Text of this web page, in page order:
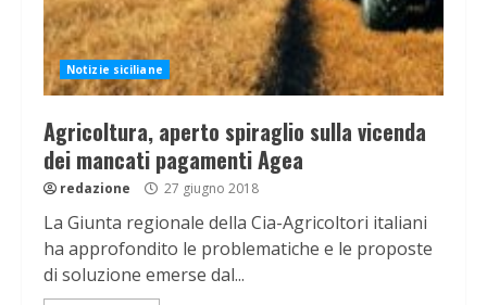
Notizie siciliane
Agricoltura, aperto spiraglio sulla vicenda
dei mancati pagamenti Agea
redazione 27 giugno 2018
La Giunta regionale della Cia-Agricoltori italiani
ha approfondito le problematiche e le proposte
di soluzione emerse dal...